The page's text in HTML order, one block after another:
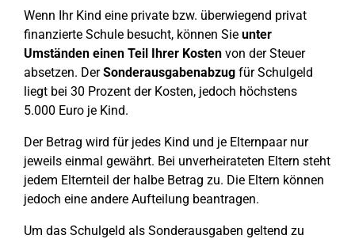
Wenn Ihr Kind eine private bzw. überwiegend privat
finanzierte Schule besucht, können Sie unter
Umständen einen Teil Ihrer Kosten von der Steuer
absetzen. DerSonderausgabenabzug für Schulgeld
liegt bei 30 Prozent der Kosten, jedoch höchstens
5.000 Euro je Kind.
Der Betrag wird für jedes Kind und je Elternpaar nur
jeweils einmal gewährt. Bei unverheirateten Eltern steht
jedem Elternteil der halbe Betrag zu. Die Eltern können
jedoch eine andere Aufteilung beantragen.
Um das Schulgeld als Sonderausgaben geltend zu